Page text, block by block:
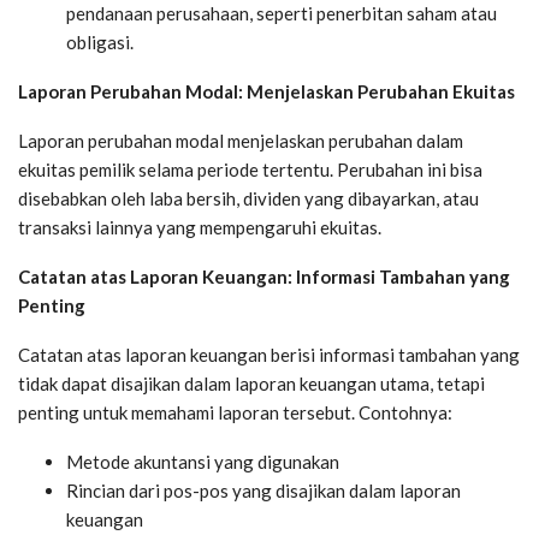
pendanaan perusahaan, seperti penerbitan saham atau
obligasi.
Laporan Perubahan Modal: Menjelaskan Perubahan Ekuitas
Laporan perubahan modal menjelaskan perubahan dalam
ekuitas pemilik selama periode tertentu. Perubahan ini bisa
disebabkan oleh laba bersih, dividen yang dibayarkan, atau
transaksi lainnya yang mempengaruhi ekuitas.
Catatan atas Laporan Keuangan: Informasi Tambahan yang
Penting
Catatan atas laporan keuangan berisi informasi tambahan yang
tidak dapat disajikan dalam laporan keuangan utama, tetapi
penting untuk memahami laporan tersebut. Contohnya:
Metode akuntansi yang digunakan
Rincian dari pos-pos yang disajikan dalam laporan
keuangan